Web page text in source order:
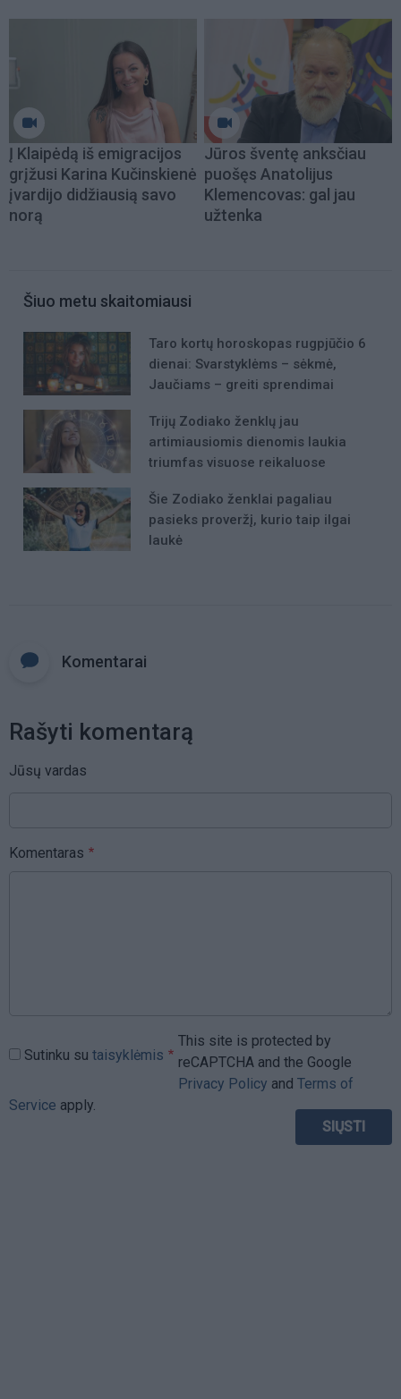
Į Klaipėdą iš emigracijos
grįžusi Karina Kučinskienė
įvardijo didžiausią savo
norą
Jūros šventę anksčiau
puošęs Anatolijus
Klemencovas: gal jau
užtenka
Šiuo metu skaitomiausi
Taro kortų horoskopas rugpjūčio 6
dienai: Svarstyklėms – sėkmė,
Jaučiams – greiti sprendimai
Trijų Zodiako ženklų jau
artimiausiomis dienomis laukia
triumfas visuose reikaluose
Šie Zodiako ženklai pagaliau
pasieks proveržį, kurio taip ilgai
laukė
Komentarai
Rašyti komentarą
Jūsų vardas
Komentaras
Sutinku su taisyklėmis
This site is protected by
reCAPTCHA and the Google
Privacy Policy and Terms of
Service apply.